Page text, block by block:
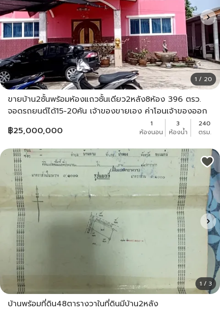
1 / 20
ขายบ้าน2ชั้นพร้อมห้องแถวชั้นเดียว2หลัง8ห้อง 396 ตรว.
จอดรถยนต์ได้15-20คัน เจ้าของขายเอง ค่าโอนเจ้าของออก
฿25,000,000
1
ห้องนอน
3
ห้องน้ำ
240
ตรม.
1 / 3
บ้านพร้อมที่ดิน48ตารางวาในที่ดินมีบ้าน2หลัง